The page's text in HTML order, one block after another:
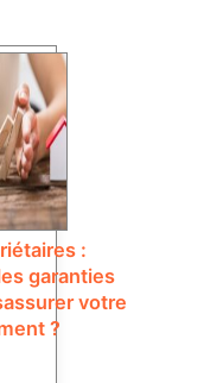
:
garanties
votre
?